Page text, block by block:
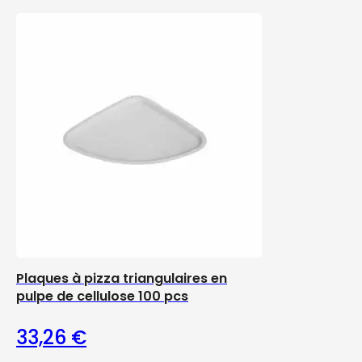
Plaques à pizza triangulaires en
pulpe de cellulose 100 pcs
33,26 €